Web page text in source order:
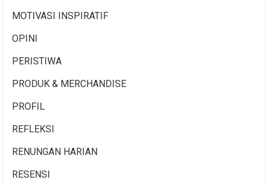
MOTIVASI INSPIRATIF
OPINI
PERISTIWA
PRODUK & MERCHANDISE
PROFIL
REFLEKSI
RENUNGAN HARIAN
RESENSI